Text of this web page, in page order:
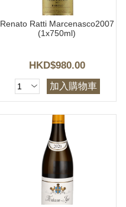
Renato Ratti Marcenasco2007
(1x750ml)
HKD$980.00
加入購物車